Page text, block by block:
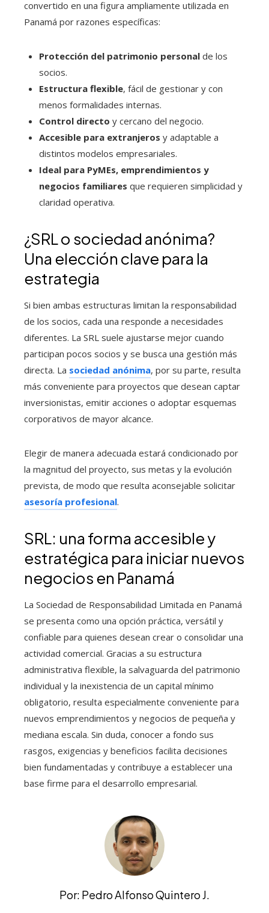
convertido en una figura ampliamente utilizada en
Panamá por razones específicas:
Protección del patrimonio personal de los
socios.
Estructura flexible, fácil de gestionar y con
menos formalidades internas.
Control directo y cercano del negocio.
Accesible para extranjeros y adaptable a
distintos modelos empresariales.
Ideal para PyMEs, emprendimientos y
negocios familiares que requieren simplicidad y
claridad operativa.
¿SRL o sociedad anónima?
Una elección clave para la
estrategia
Si bien ambas estructuras limitan la responsabilidad
de los socios, cada una responde a necesidades
diferentes. La SRL suele ajustarse mejor cuando
participan pocos socios y se busca una gestión más
directa. La sociedad anónima, por su parte, resulta
más conveniente para proyectos que desean captar
inversionistas, emitir acciones o adoptar esquemas
corporativos de mayor alcance.
Elegir de manera adecuada estará condicionado por
la magnitud del proyecto, sus metas y la evolución
prevista, de modo que resulta aconsejable solicitar
asesoría profesional.
SRL: una forma accesible y
estratégica para iniciar nuevos
negocios en Panamá
La Sociedad de Responsabilidad Limitada en Panamá
se presenta como una opción práctica, versátil y
confiable para quienes desean crear o consolidar una
actividad comercial. Gracias a su estructura
administrativa flexible, la salvaguarda del patrimonio
individual y la inexistencia de un capital mínimo
obligatorio, resulta especialmente conveniente para
nuevos emprendimientos y negocios de pequeña y
mediana escala. Sin duda, conocer a fondo sus
rasgos, exigencias y beneficios facilita decisiones
bien fundamentadas y contribuye a establecer una
base firme para el desarrollo empresarial.
Por: Pedro Alfonso Quintero J.